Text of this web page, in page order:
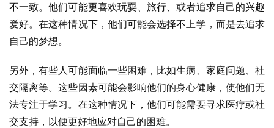
不一致。他们可能更喜欢玩耍、旅行、或者追求自己的兴趣
爱好。在这种情况下，他们可能会选择不上学，而是去追求
自己的梦想。
另外，有些人可能面临一些困难，比如生病、家庭问题、社
交隔离等。这些因素可能会影响他们的身心健康，使他们无
法专注于学习。在这种情况下，他们可能需要寻求医疗或社
交支持，以便更好地应对自己的困难。